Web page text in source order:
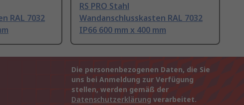
RAL 7032
RS PRO Stahl
Wandanschlusskasten RAL 7032
IP66 600 mm x 400 mm
Die personenbezogenen Daten, die Sie
uns bei Anmeldung zur Verfügung
stellen, werden gemäß der
Datenschutzerklärung verarbeitet.